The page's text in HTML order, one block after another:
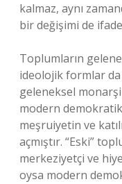
kalmaz, aynı
bir değişimi de
Toplumların
ideolojik formlar
geleneksel
modern
meşruiyetin ve
açmıştır. “Eski”
merkeziyetçi ve
oysa modern